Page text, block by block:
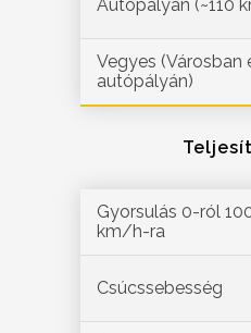
Autópályán (~110
Vegyes (Városban
autópályán)
Gyorsulás 0-ról
km/h-ra
Csúcssebesség